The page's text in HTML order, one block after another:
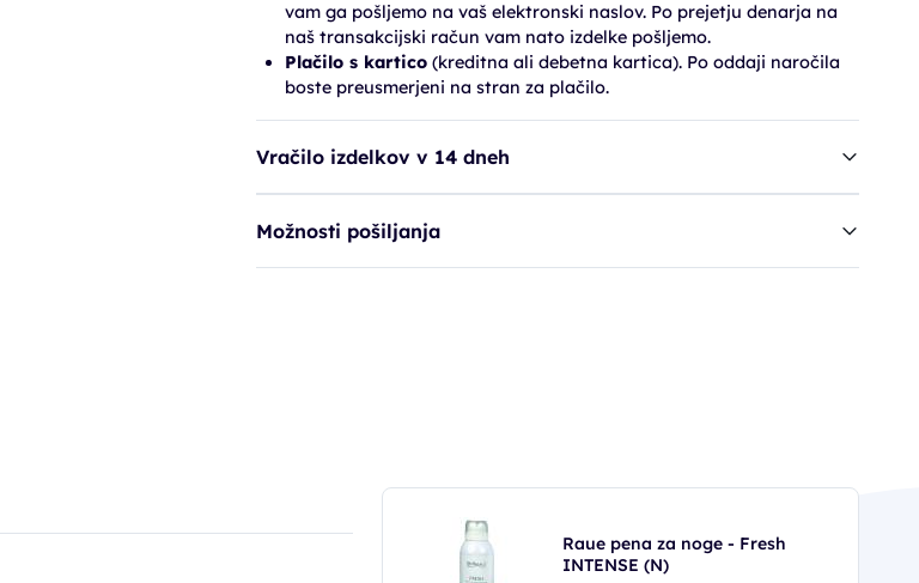
vam ga pošljemo na vaš elektronski naslov. Po prejetju denarja na
naš transakcijski račun vam nato izdelke pošljemo.
Plačilo s kartico(kreditna ali debetna kartica). Po oddaji naročila
boste preusmerjeni na stran za plačilo.
Vračilo izdelkov v 14 dneh
Možnosti pošiljanja
Raue pena za noge - Fresh
INTENSE (N)